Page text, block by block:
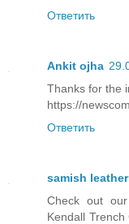
Ответить
Ankit ojha
Thanks for the
https://
Ответить
samish leather
Check out
Kendall